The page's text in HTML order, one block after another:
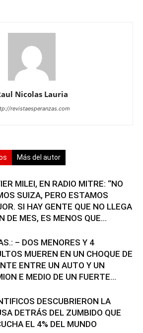
Nicolas Lauria
revistaesperanzas.com
Más del autor
MILEI, EN RADIO MITRE: “NO
SUIZA, PERO ESTAMOS
SI HAY GENTE QUE NO LLEGA
DE MES, ES MENOS QUE...
– DOS MENORES Y 4
MUEREN EN UN CHOQUE DE
ENTRE UN AUTO Y UN
E MEDIO DE UN FUERTE...
DESCUBRIERON LA
DETRÁS DEL ZUMBIDO QUE
EL 4% DEL MUNDO